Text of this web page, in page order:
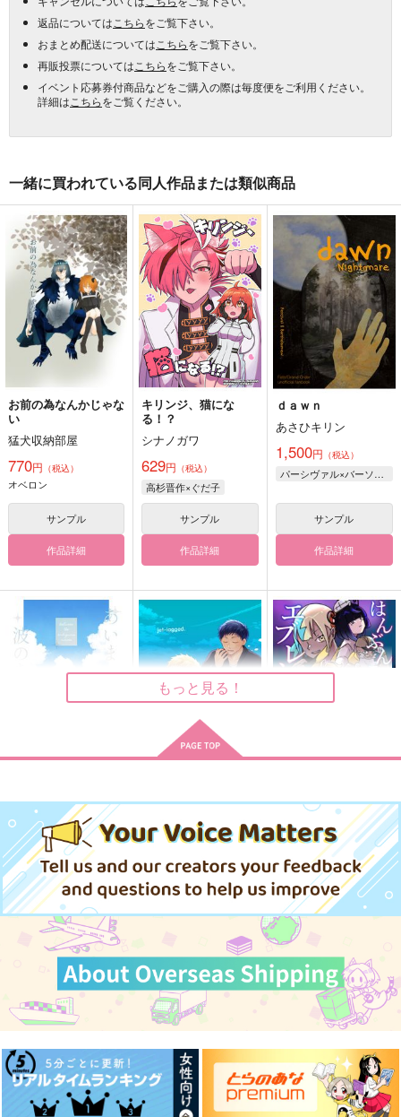
返品については こちらをご覧下さい。
おまとめ配送については こちらをご覧下さい。
再販投票については こちらをご覧下さい。
イベント応募券付商品などをご購入の際は毎度便をご利用ください。
詳細は こちらをご覧ください。
一緒に買われている同人作品または類似商品
お前の為なんかじゃな
い
猛犬収納部屋
770円 （税込）
オベロン
サンプル
作品詳細
キリンジ、猫にな
る！？
シナノガワ
629円 （税込）
高杉晋作×ぐだ子
サンプル
作品詳細
ｄａｗｎ
あさひキリン
1,500円 （税込）
パーシヴァル×バーソロミュー
サンプル
作品詳細
kirin11
944円（税込）
三井寿×宮城リョータ
サンプル
作品詳細
1,257円（税込）
青峰大輝×若松孝輔
サンプル
ェ
惑星ヴァリアキリ
円（税込）
ガイ
サンプル
もっと見る！